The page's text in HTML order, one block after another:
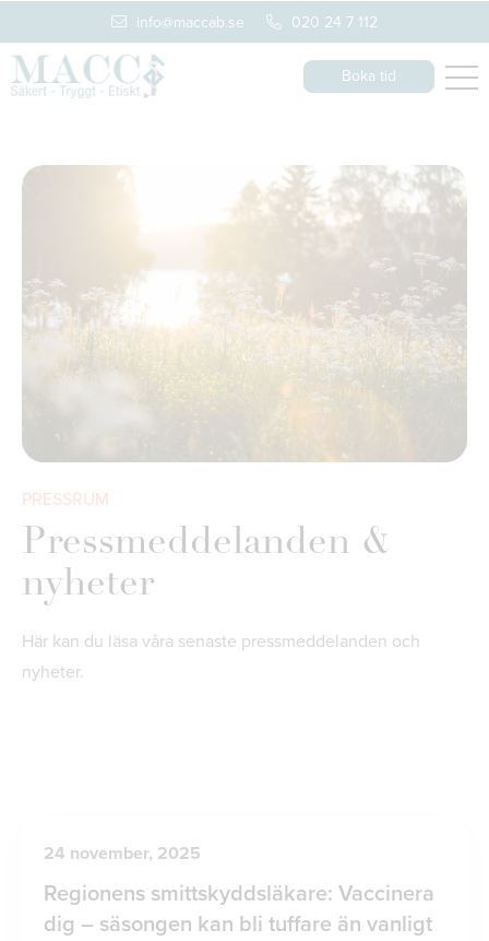
info@maccab.se 020 24 7 112
Boka tid
PRESSRUM
Pressmeddelanden &
nyheter
Här kan du läsa våra senaste pressmeddelanden och
nyheter.
24 november, 2025
Regionens smittskyddsläkare: Vaccinera
dig – säsongen kan bli tuffare än vanligt